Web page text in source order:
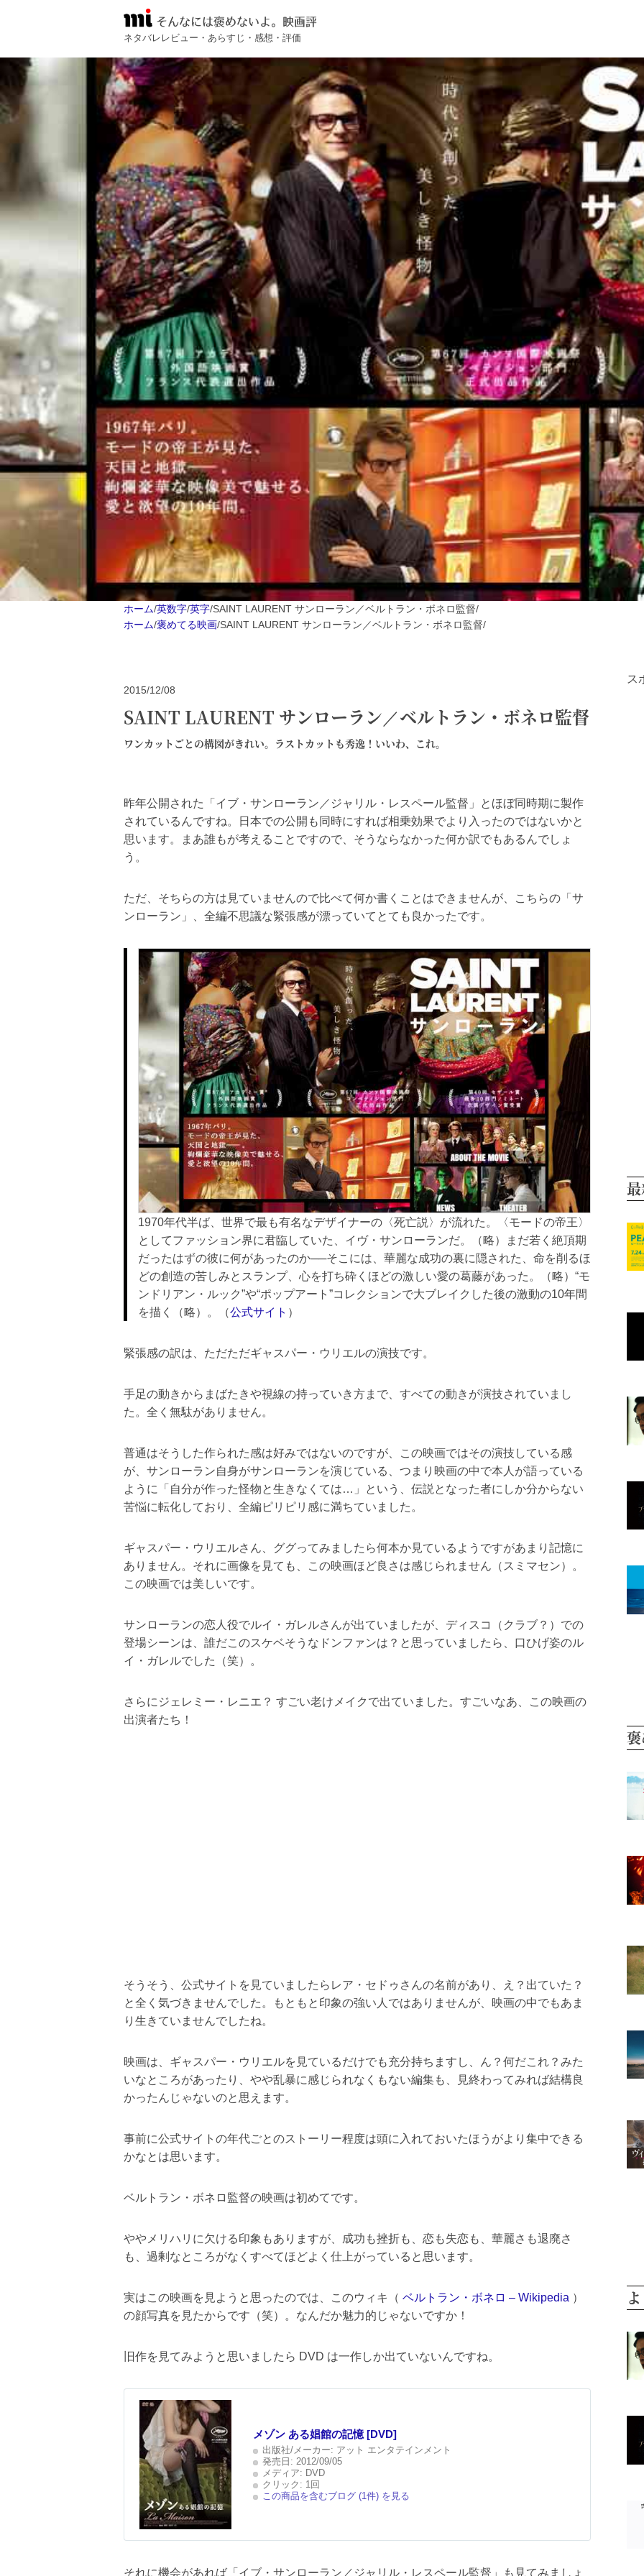
そんなには褒めないよ。映画評
ネタバレレビュー・あらすじ・感想・評価
ホーム/英数字/英字/SAINT LAURENT サンローラン／ベルトラン・ボネロ監督/
ホーム/褒めてる映画/SAINT LAURENT サンローラン／ベルトラン・ボネロ監督/
2015/12/08
SAINT LAURENT サンローラン／ベルトラン・ボネロ監督
ワンカットごとの構図がきれい。ラストカットも秀逸！いいわ、これ。
昨年公開された「イブ・サンローラン／ジャリル・レスペール監督」とほぼ同時期に製作
されているんですね。日本での公開も同時にすれば相乗効果でより入ったのではないかと
思います。まあ誰もが考えることですので、そうならなかった何か訳でもあるんでしょ
う。
ただ、そちらの方は見ていませんので比べて何か書くことはできませんが、こちらの「サ
ンローラン」、全編不思議な緊張感が漂っていてとても良かったです。
1970年代半ば、世界で最も有名なデザイナーの〈死亡説〉が流れた。〈モードの帝王〉
としてファッション界に君臨していた、イヴ・サンローランだ。（略）まだ若く絶頂期
だったはずの彼に何があったのか──そこには、華麗な成功の裏に隠された、命を削るほ
どの創造の苦しみとスランプ、心を打ち砕くほどの激しい愛の葛藤があった。（略）“モ
ンドリアン・ルック”や“ポップアート”コレクションで大ブレイクした後の激動の10年間
を描く（略）。（公式サイト ）
緊張感の訳は、ただただギャスパー・ウリエルの演技です。
手足の動きからまばたきや視線の持っていき方まで、すべての動きが演技されていまし
た。全く無駄がありません。
普通はそうした作られた感は好みではないのですが、この映画ではその演技している感
が、サンローラン自身がサンローランを演じている、つまり映画の中で本人が語っている
ように「自分が作った怪物と生きなくては…」という、伝説となった者にしか分からない
苦悩に転化しており、全編ピリピリ感に満ちていました。
ギャスパー・ウリエルさん、ググってみましたら何本か見ているようですがあまり記憶に
ありません。それに画像を見ても、この映画ほど良さは感じられません（スミマセン）。
この映画では美しいです。
サンローランの恋人役でルイ・ガレルさんが出ていましたが、ディスコ（クラブ？）での
登場シーンは、誰だこのスケベそうなドンファンは？と思っていましたら、口ひげ姿のル
イ・ガレルでした（笑）。
さらにジェレミー・レニエ？ すごい老けメイクで出ていました。すごいなあ、この映画の
出演者たち！
そうそう、公式サイトを見ていましたらレア・セドゥさんの名前があり、え？出ていた？
と全く気づきませんでした。もともと印象の強い人ではありませんが、映画の中でもあま
り生きていませんでしたね。
映画は、ギャスパー・ウリエルを見ているだけでも充分持ちますし、ん？何だこれ？みた
いなところがあったり、やや乱暴に感じられなくもない編集も、見終わってみれば結構良
かったんじゃないのと思えます。
事前に公式サイトの年代ごとのストーリー程度は頭に入れておいたほうがより集中できる
かなとは思います。
ベルトラン・ボネロ監督の映画は初めてです。
ややメリハリに欠ける印象もありますが、成功も挫折も、恋も失恋も、華麗さも退廃さ
も、過剰なところがなくすべてほどよく仕上がっていると思います。
実はこの映画を見ようと思ったのでは、このウィキ（ ベルトラン・ボネロ – Wikipedia ）
の顔写真を見たからです（笑）。なんだか魅力的じゃないですか！
旧作を見てみようと思いましたら DVD は一作しか出ていないんですね。
メゾン ある娼館の記憶 [DVD]
出版社/メーカー: アット エンタテインメント
発売日: 2012/09/05
メディア: DVD
クリック : 1回
この商品を含むブログ (1件) を見る
それに機会があれば「イブ・サンローラン／ジャリル・レスペール監督」も見てみましょ
ス